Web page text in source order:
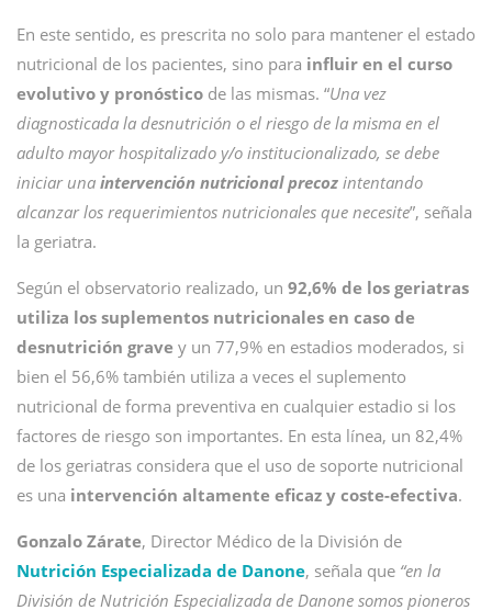
En este sentido, es prescrita no solo para mantener el estado
nutricional de los pacientes, sino para influir en el curso
evolutivo y pronóstico de las mismas. “Una vez
diagnosticada la desnutrición o el riesgo de la misma en el
adulto mayor hospitalizado y/o institucionalizado, se debe
iniciar una intervención nutricional precoz intentando
alcanzar los requerimientos nutricionales que necesite”, señala
la geriatra.
Según el observatorio realizado, un 92,6% de los geriatras
utiliza los suplementos nutricionales en caso de
desnutrición grave y un 77,9% en estadios moderados, si
bien el 56,6% también utiliza a veces el suplemento
nutricional de forma preventiva en cualquier estadio si los
factores de riesgo son importantes. En esta línea, un 82,4%
de los geriatras considera que el uso de soporte nutricional
es una intervención altamente eficaz y coste-efectiva.
Gonzalo Zárate, Director Médico de la División de
Nutrición Especializada de Danone, señala que “en la
División de Nutrición Especializada de Danone somos pioneros